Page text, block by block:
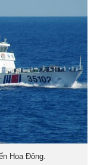
Hoa Đông.